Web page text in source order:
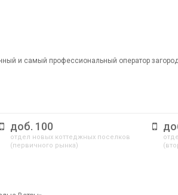
и самый профессиональный оператор
доб. 100
отдел новых коттеджных поселков
(первичного рынка)